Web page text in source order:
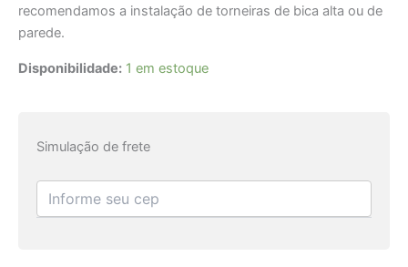
recomendamos a instalação de torneiras de bica alta ou de
parede.
Disponibilidade: 1 em estoque
Simulação de frete